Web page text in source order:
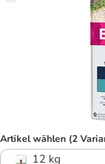
Artikel wählen (2
12 kg